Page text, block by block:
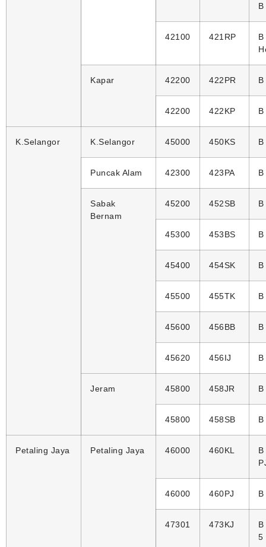
42100 421RP
Kapar 42200 422PR
42200 422KP
K.Selangor K.Selangor 45000 450KS
Puncak Alam 42300 423PA
Sabak
Bernam
45200 452SB
45300 453BS
45400 454SK
45500 455TK
45600 456BB
45620 456IJ
Jeram 45800 458JR
45800 458SB
Petaling Jaya Petaling Jaya 46000 460KL
46000 460PJ
47301 473KJ
5